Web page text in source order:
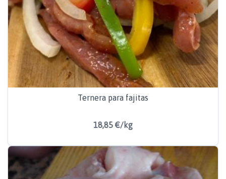
Ternera para fajitas
18,85 €/kg